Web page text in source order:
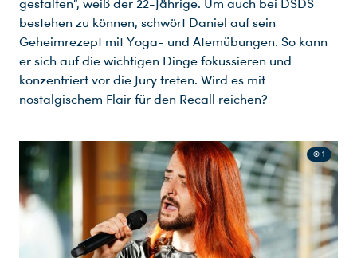
gestalten“, weiß der 22-Jährige. Um auch bei DSDS
bestehen zu können, schwört Daniel auf sein
Geheimrezept mit Yoga- und Atemübungen. So kann
er sich auf die wichtigen Dinge fokussieren und
konzentriert vor die Jury treten. Wird es mit
nostalgischem Flair für den Recall reichen?
© 1